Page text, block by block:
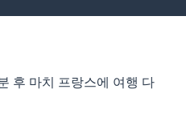
후 마치 프랑스에 여행 다